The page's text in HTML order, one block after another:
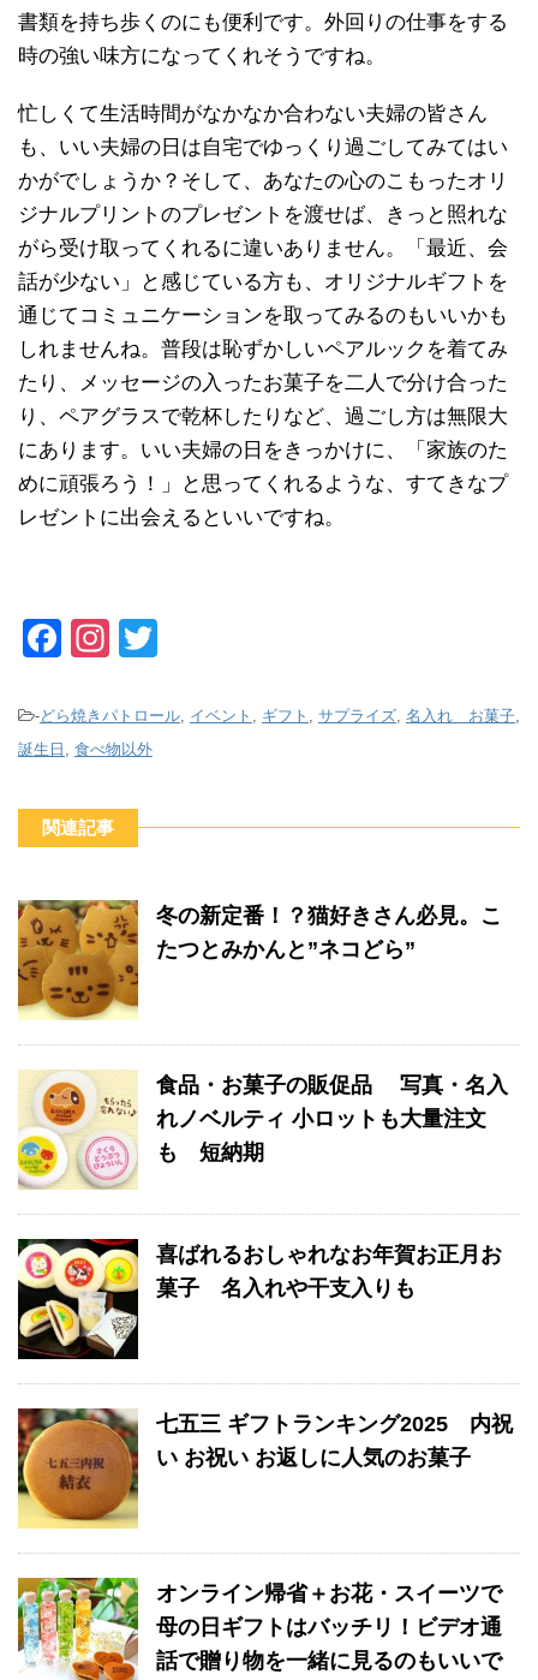
書類を持ち歩くのにも便利です。外回りの仕事をする
時の強い味方になってくれそうですね。
忙しくて生活時間がなかなか合わない夫婦の皆さん
も、いい夫婦の日は自宅でゆっくり過ごしてみてはい
かがでしょうか？そして、あなたの心のこもったオリ
ジナルプリントのプレゼントを渡せば、きっと照れな
がら受け取ってくれるに違いありません。「最近、会
話が少ない」と感じている方も、オリジナルギフトを
通じてコミュニケーションを取ってみるのもいいかも
しれませんね。普段は恥ずかしいペアルックを着てみ
たり、メッセージの入ったお菓子を二人で分け合った
り、ペアグラスで乾杯したりなど、過ごし方は無限大
にあります。いい夫婦の日をきっかけに、「家族のた
めに頑張ろう！」と思ってくれるような、すてきなプ
レゼントに出会えるといいですね。
F
c
e
o
k
In
a
gr
m
tt
-どら焼きパトロール イベント ギフト サプライズ 名入れ お菓子
誕生日
食べ物以外
関連記事
冬の新定番！？猫好きさん必見。こ
たつとみかんと”ネコどら”
食品・お菓子の販促品 写真・名入
れノベルティ 小ロットも大量注文
も 短納期
喜ばれるおしゃれなお年賀お正月お
菓子 名入れや干支入りも
七五三 ギフトランキング2025 内祝
い お祝い お返しに人気のお菓子
オンライン帰省＋お花・スイーツで
母の日ギフトはバッチリ！ビデオ通
話で贈り物を一緒に見るのもいいで